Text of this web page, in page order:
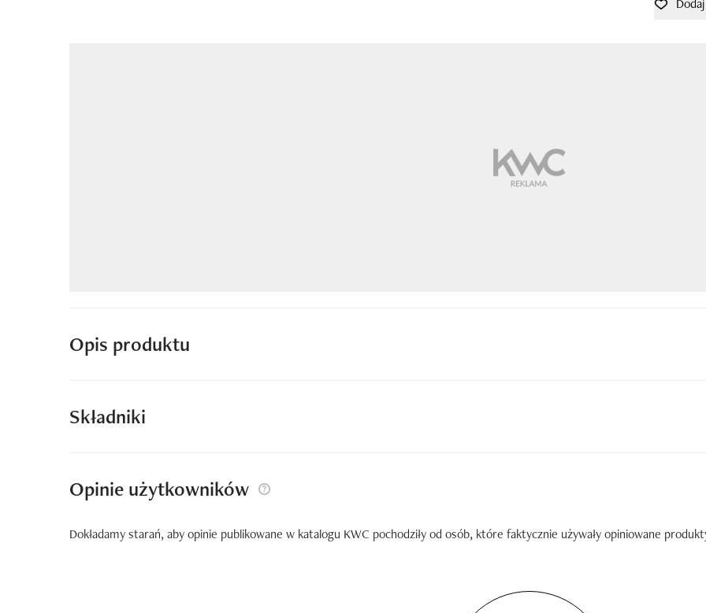
Opis produktu
Składniki
Opinie użytkowników
Dokładamy starań, aby opinie publikowane w katalogu KWC pochodziły od osób, które faktycznie używały opiniowane